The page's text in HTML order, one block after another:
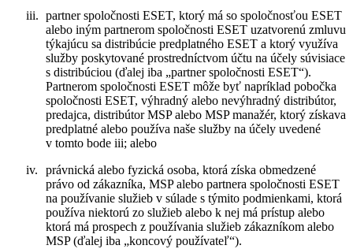
iii. partner spoločnosti ESET, ktorý má so spoločnosťou ESET
alebo iným partnerom spoločnosti ESET uzatvorenú zmluvu
týkajúcu sa distribúcie predplatného ESET a ktorý využíva
služby poskytované prostredníctvom účtu na účely súvisiace
s distribúciou (ďalej iba „partner spoločnosti ESET“).
Partnerom spoločnosti ESET môže byť napríklad pobočka
spoločnosti ESET, výhradný alebo nevýhradný distribútor,
predajca, distribútor MSP alebo MSP manažér, ktorý získava
predplatné alebo používa naše služby na účely uvedené
v tomto bode iii; alebo
iv.
právnická alebo fyzická osoba, ktorá získa obmedzené
právo od zákazníka, MSP alebo partnera spoločnosti ESET
na používanie služieb v súlade s týmito podmienkami, ktorá
používa niektorú zo služieb alebo k nej má prístup alebo
ktorá má prospech z používania služieb zákazníkom alebo
MSP (ďalej iba „koncový používateľ“).